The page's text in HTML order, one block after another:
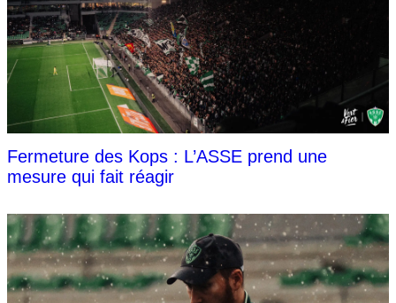
Fermeture des Kops : L’ASSE prend une
mesure qui fait réagir